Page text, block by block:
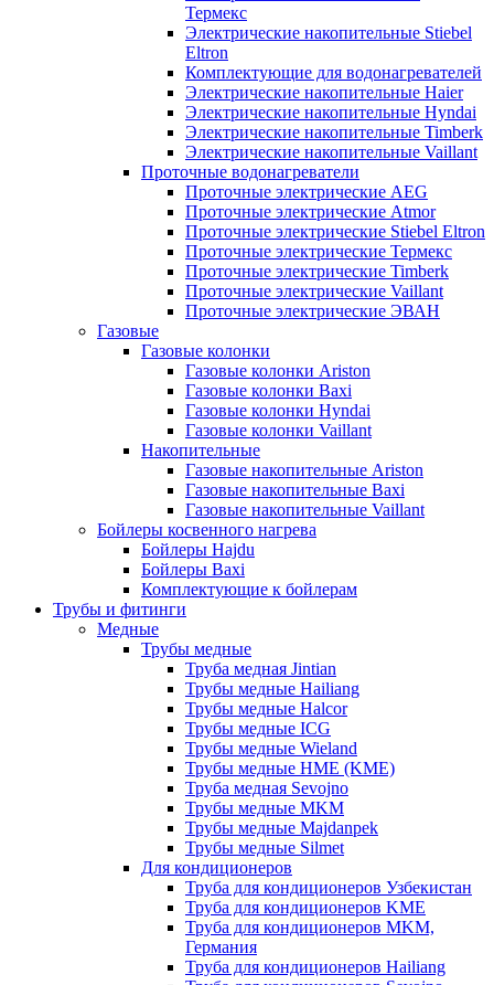
Термекс
Электрические накопительные Stiebel
Eltron
Комплектующие для водонагревателей
Электрические накопительные Haier
Электрические накопительные Hyndai
Электрические накопительные Timberk
Электрические накопительные Vaillant
Проточные водонагреватели
Проточные электрические AEG
Проточные электрические Atmor
Проточные электрические Stiebel Eltron
Проточные электрические Термекс
Проточные электрические Timberk
Проточные электрические Vaillant
Проточные электрические ЭВАН
Газовые
Газовые колонки
Газовые колонки Ariston
Газовые колонки Baxi
Газовые колонки Hyndai
Газовые колонки Vaillant
Накопительные
Газовые накопительные Ariston
Газовые накопительные Baxi
Газовые накопительные Vaillant
Бойлеры косвенного нагрева
Бойлеры Hajdu
Бойлеры Baxi
Комплектующие к бойлерам
Трубы и фитинги
Медные
Трубы медные
Труба медная Jintian
Трубы медные Hailiang
Трубы медные Halcor
Трубы медные ICG
Трубы медные Wieland
Трубы медные HME (KME)
Труба медная Sevojno
Трубы медные MKM
Трубы медные Majdanpek
Трубы медные Silmet
Для кондиционеров
Труба для кондиционеров Узбекистан
Труба для кондиционеров KME
Труба для кондиционеров MKM,
Германия
Труба для кондиционеров Hailiang